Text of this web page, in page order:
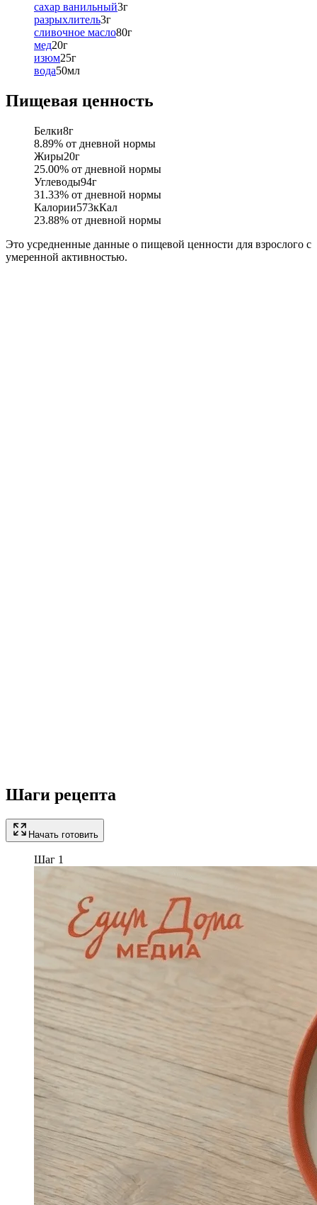
сахар ванильный3г
разрыхлитель3г
сливочное масло80г
мед20г
изюм25г
вода50мл
Пищевая ценность
Белки8г
8.89% от дневной нормы
Жиры20г
25.00% от дневной нормы
Углеводы94г
31.33% от дневной нормы
Калории573кКал
23.88% от дневной нормы
Это усредненные данные о пищевой ценности для взрослого с
умеренной активностью.
Шаги рецепта
Начать готовить
Шаг 1